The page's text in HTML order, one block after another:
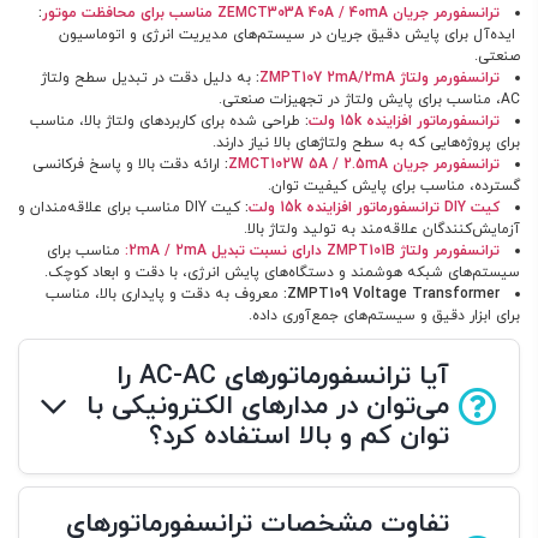
ترانسفورمر جریان ZEMCT303A 40A / 40mA مناسب برای محافظت موتور:
ایده‌آل برای پایش دقیق جریان در سیستم‌های مدیریت انرژی و اتوماسیون
صنعتی.
ترانسفورمر ولتاژ ZMPT107 2mA/2mA
: به دلیل دقت در تبدیل سطح ولتاژ
AC، مناسب برای پایش ولتاژ در تجهیزات صنعتی.
ترانسفورماتور افزاینده 15 k ولت: طراحی شده برای کاربردهای ولتاژ بالا، مناسب
برای پروژه‌هایی که به سطح ولتاژهای بالا نیاز دارند.
ترانسفورمر جریان ZMCT102W 5A / 2.5mA
: ارائه دقت بالا و پاسخ فرکانسی
گسترده، مناسب برای پایش کیفیت توان.
کیت DIY ترانسفورماتور افزاینده 15 k ولت:
کیت DIY مناسب برای علاقه‌مندان و
آزمایش‌کنندگان علاقه‌مند به تولید ولتاژ بالا.
ترانسفورمر ولتاژ ZMPT101B دارای نسبت تبدیل 2 mA / 2mA
: مناسب برای
سیستم‌های شبکه هوشمند و دستگاه‌های پایش انرژی، با دقت و ابعاد کوچک.
ZMPT109 Voltage Transformer: معروف به دقت و پایداری بالا، مناسب
برای ابزار دقیق و سیستم‌های جمع‌آوری داده.
آیا ترانسفورماتورهای AC-AC را
می‌توان در مدارهای الکترونیکی با
توان کم و بالا استفاده کرد؟
تفاوت مشخصات ترانسفورماتورهای